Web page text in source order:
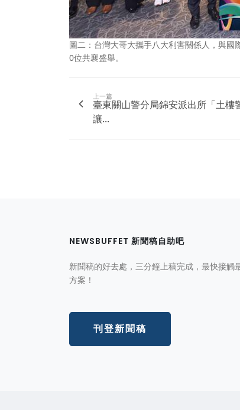
圖二：台灣大哥大攜手八大利害關係人，與
0位共襄盛舉。
上一篇
臺東關山警分局錦安派出所「土樓
讓...
NEWSBUFFET 新聞稿自助吧
新聞稿的好去處，三分鐘上稿完成，最快接觸
方案！
刊登新聞稿